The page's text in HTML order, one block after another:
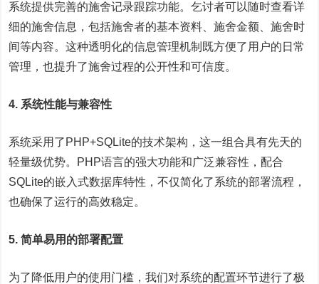
系统提供完善的施舍记录跟踪功能。乞讨者可以随时查看详
细的施舍信息，包括施舍者的基本资料、施舍金额、施舍时
间等内容。这种透明化的信息管理机制既方便了用户的日常
管理，也提升了施舍过程的公开性和可信度。
4. 系统性能与兼容性
系统采用了PHP+SQLite的技术架构，这一组合具有先天的
轻量级优势。PHP语言的强大功能和广泛兼容性，配合
SQLite的嵌入式数据库特性，不仅简化了系统的部署流程，
也确保了运行的高效稳定。
5. 简单易用的部署配置
为了降低用户的使用门槛，我们对系统的配置环节进行了极